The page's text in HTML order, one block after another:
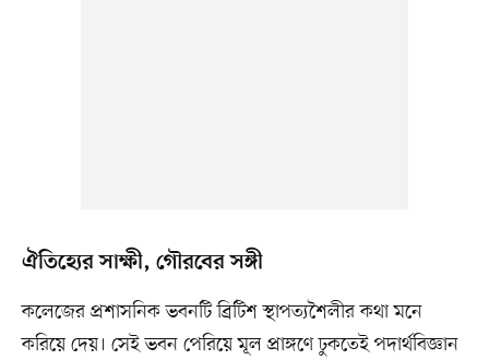
ঐতিহ্যের সাক্ষী, গৌরবের সঙ্গী
কলেজের প্রশাসনিক ভবনটি ব্রিটিশ স্থাপত্যশৈলীর কথা মনে
করিয়ে দেয়। সেই ভবন পেরিয়ে মূল প্রাঙ্গণে ঢুকতেই পদার্থবিজ্ঞান